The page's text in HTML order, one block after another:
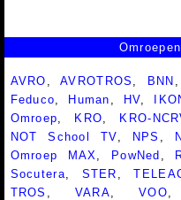
Omroepen
AVRO ,AVROTROS BNN
Feduco
Human HV
Omroep
KRO KRO-
NOT School TV
NPS
Omroep MAX
PowNed
Socutera
STER ,
TROS
VARA ,VOO